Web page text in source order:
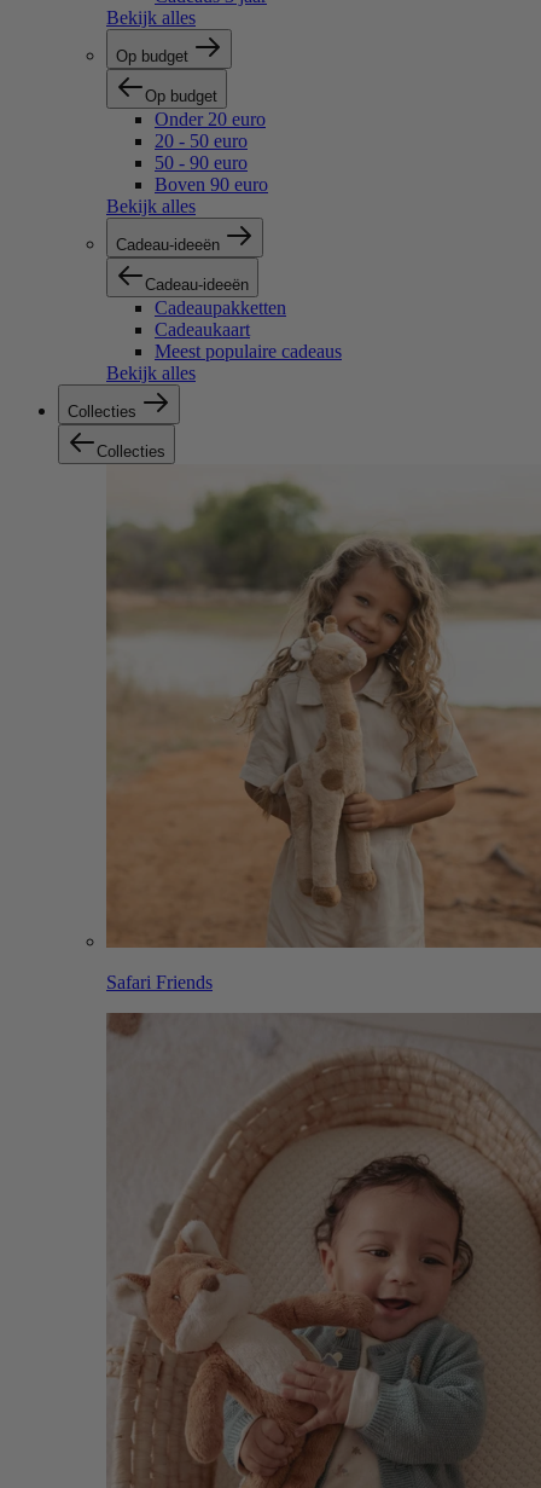
Bekijk alles
Op budget
Op budget
Onder 20 euro
20 - 50 euro
50 - 90 euro
Boven 90 euro
Bekijk alles
Cadeau-ideeën
Cadeau-ideeën
Cadeaupakketten
Cadeaukaart
Meest populaire cadeaus
Bekijk alles
Collecties
Collecties
Safari Friends